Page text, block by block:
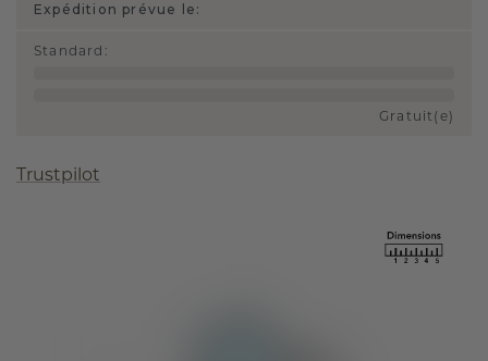
Expédition prévue le:
Standard :
Gratuit(e)
Trustpilot